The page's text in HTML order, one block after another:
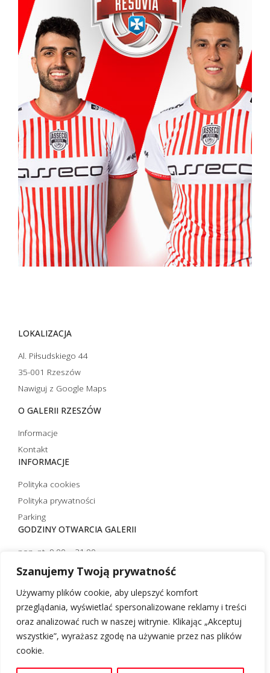
Szanujemy Twoją prywatność
Używamy plików cookie, aby ulepszyć komfort
przeglądania, wyświetlać spersonalizowane reklamy i treści
oraz analizować ruch w naszej witrynie. Klikając „Akceptuj
wszystkie”, wyrażasz zgodę na używanie przez nas plików
cookie.
LOKALIZACJA
Al. Piłsudskiego 44
35-001 Rzeszów
Nawiguj z Google Maps
O GALERII RZESZÓW
Informacje
Kontakt
INFORMACJE
Polityka cookies
Polityka prywatności
Parking
GODZINY OTWARCIA GALERII
pon.-pt. 9.00 – 21.00
sobota 10.00 – 21.00
niedziela niehandlowa 12.00 – 20.00 (czynna tylko strefa
restauracyjna)
Desgin